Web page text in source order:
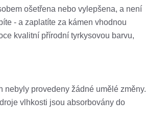
ošetřena nebo vylepšena, a není
- a zaplatíte za kámen vhodnou
kvalitní přírodní tyrkysovou barvu,
nebyly provedeny žádné umělé změny.
vlhkosti jsou absorbovány do